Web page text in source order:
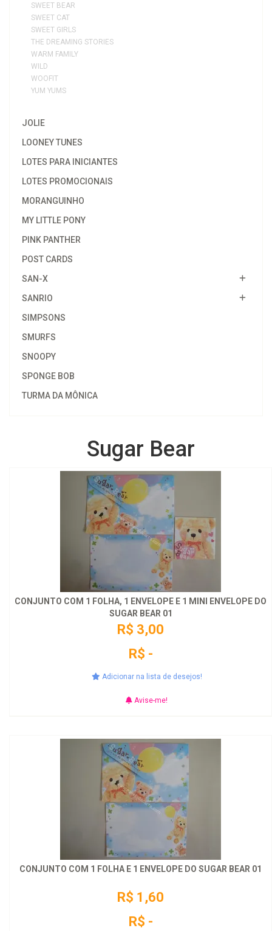
SWEET BEAR
SWEET CAT
SWEET GIRLS
THE DREAMING STORIES
WARM FAMILY
WILD
WOOFIT
YUM YUMS
JOLIE
LOONEY TUNES
LOTES PARA INICIANTES
LOTES PROMOCIONAIS
MORANGUINHO
MY LITTLE PONY
PINK PANTHER
POST CARDS
SAN-X
SANRIO
SIMPSONS
SMURFS
SNOOPY
SPONGE BOB
TURMA DA MÔNICA
Sugar Bear
CONJUNTO COM 1 FOLHA, 1 ENVELOPE E 1 MINI ENVELOPE DO
SUGAR BEAR 01
R$ 3,00
R$ -
Adicionar na lista de desejos!
Avise-me!
CONJUNTO COM 1 FOLHA E 1 ENVELOPE DO SUGAR BEAR 01
R$ 1,60
R$ -